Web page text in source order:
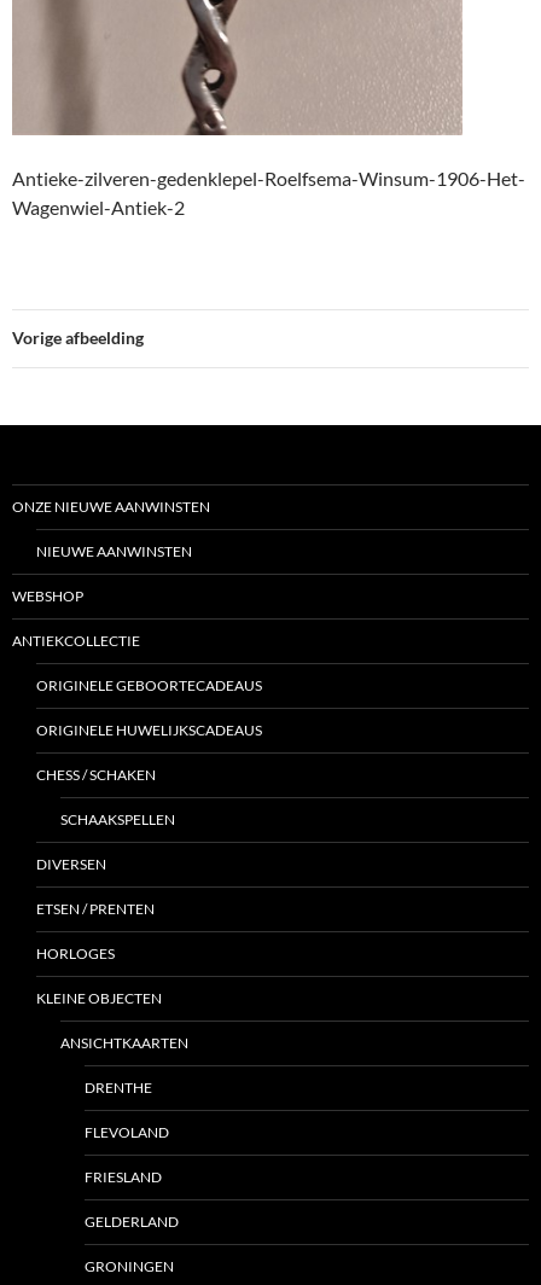
Antieke-zilveren-gedenklepel-Roelfsema-Winsum-1906-Het-
Wagenwiel-Antiek-2
Vorige afbeelding
ONZE NIEUWE AANWINSTEN
NIEUWE AANWINSTEN
WEBSHOP
ANTIEKCOLLECTIE
ORIGINELE GEBOORTECADEAUS
ORIGINELE HUWELIJKSCADEAUS
CHESS / SCHAKEN
SCHAAKSPELLEN
DIVERSEN
ETSEN / PRENTEN
HORLOGES
KLEINE OBJECTEN
ANSICHTKAARTEN
DRENTHE
FLEVOLAND
FRIESLAND
GELDERLAND
GRONINGEN